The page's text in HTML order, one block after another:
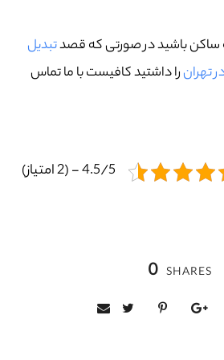
ساکن باشید در صورتی که قصدتبدیل
تهرانرا داشتید کافیست با ما تماس
4.5/5 - (2 امتیاز)
0 SHARES